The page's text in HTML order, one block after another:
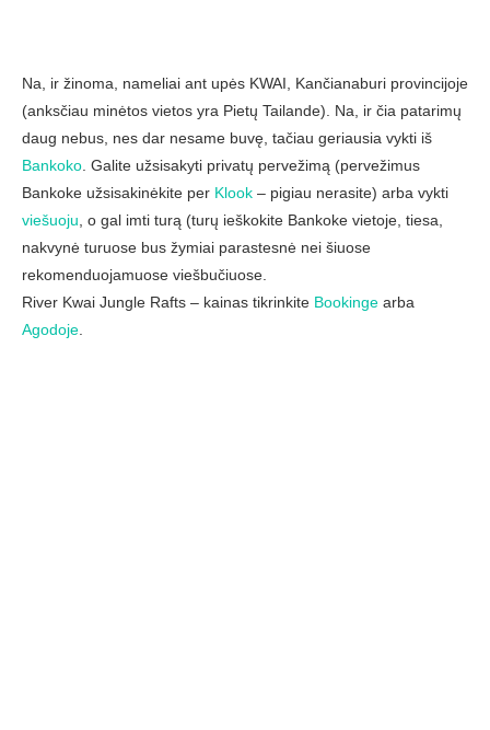
Na, ir žinoma, nameliai ant upės KWAI, Kančianaburi provincijoje
(anksčiau minėtos vietos yra Pietų Tailande). Na, ir čia patarimų
daug nebus, nes dar nesame buvę, tačiau geriausia vykti iš
Bankoko . Galite užsisakyti privatų pervežimą (pervežimus
Bankoke užsisakinėkite per Klook – pigiau nerasite) arba vykti
viešuoju , o gal imti turą (turų ieškokite Bankoke vietoje, tiesa,
nakvynė turuose bus žymiai parastesnė nei šiuose
rekomenduojamuose viešbučiuose.
River Kwai Jungle Rafts – kainas tikrinkite Bookinge arba
Agodoje